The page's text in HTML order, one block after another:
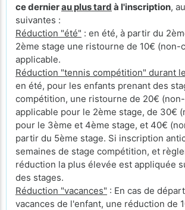
ce dernierau plus tard à l'inscription,
suivantes :
Réduction "été" : en été, à partir du
2ème stage une ristourne de 10€ (non-
applicable.
Réduction "tennis compétition" durant
en été, pour les enfants prenant des
compétition, une ristourne de 20€
applicable pour le 2ème stage, de 30€
pour le 3ème et 4ème stage, et 40€
partir du 5ème stage. Si inscription
semaines de stage compétition, et
réduction la plus élevée est appliquée
des stages.
Réduction "vacances" : En cas de
vacances de l'enfant, une réduction de